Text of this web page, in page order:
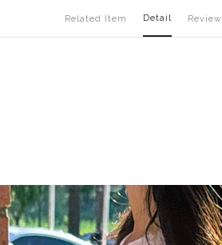
Related Item Detail Review